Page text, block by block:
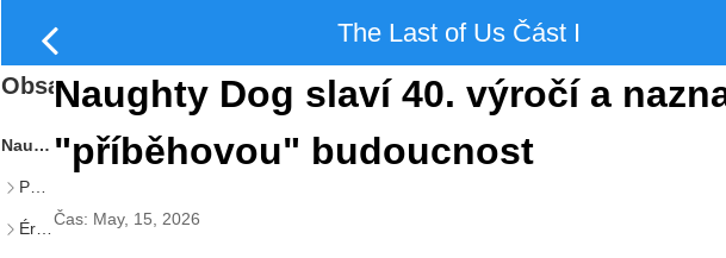
The Last of Us Část I
Obsah
Naughty Dog slaví 40. výročí retrospektivním videem
Počátky a klíčové milníky
Éra filmové akce a co dál
Naughty Dog slaví 40. výročí a
"příběhovou" budoucnost
Čas: May, 15, 2026